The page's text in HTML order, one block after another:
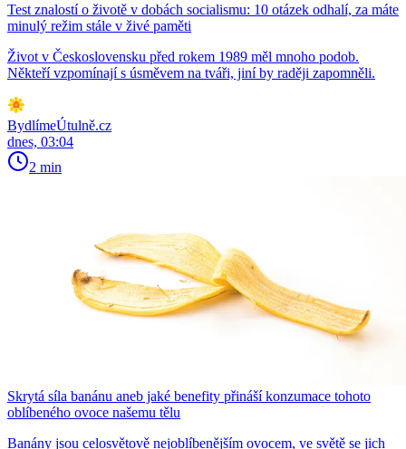
Test znalostí o životě v dobách socialismu: 10 otázek odhalí, za máte
minulý režim stále v živé paměti
Život v Československu před rokem 1989 měl mnoho podob.
Někteří vzpomínají s úsměvem na tváři, jiní by raději zapomněli.
BydlímeÚtulně.cz
dnes, 03:04
2 min
Skrytá síla banánu aneb jaké benefity přináší konzumace tohoto
oblíbeného ovoce našemu tělu
Banány jsou celosvětově nejoblíbenějším ovocem, ve světě se jich